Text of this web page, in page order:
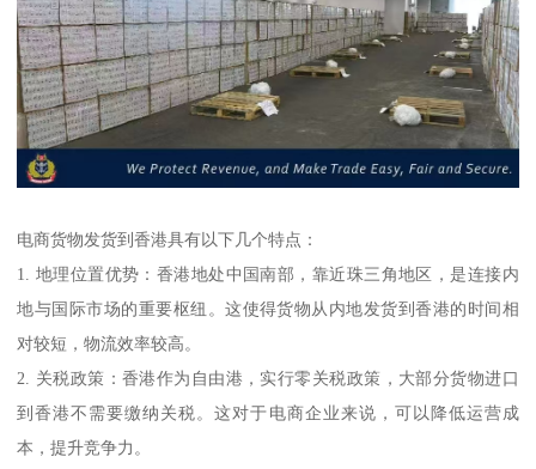
电商货物发货到香港具有以下几个特点：
1. 地理位置优势：香港地处中国南部，靠近珠三角地区，是连接内
地与国际市场的重要枢纽。这使得货物从内地发货到香港的时间相
对较短，物流效率较高。
2. 关税政策：香港作为自由港，实行零关税政策，大部分货物进口
到香港不需要缴纳关税。这对于电商企业来说，可以降低运营成
本，提升竞争力。